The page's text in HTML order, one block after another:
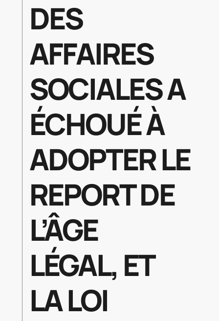
DES
AFFAIRES
SOCIALES A
ÉCHOUÉ À
ADOPTER LE
REPORT DE
L’ÂGE
LÉGAL, ET
LA LOI